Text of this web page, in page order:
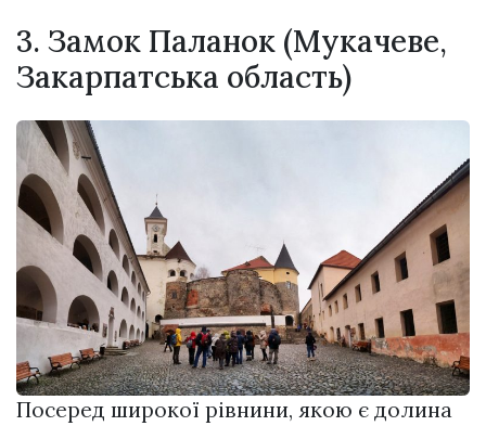
3. Замок Паланок (Мукачеве,
Закарпатська область)
Посеред широкої рівнини, якою є долина